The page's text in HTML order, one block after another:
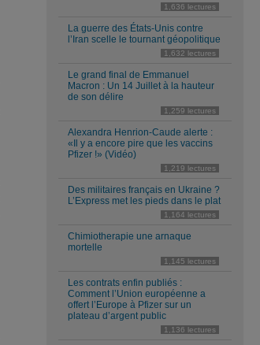
1,636 lectures
La guerre des États-Unis contre
l’Iran scelle le tournant géopolitique
1,632 lectures
Le grand final de Emmanuel
Macron : Un 14 Juillet à la hauteur
de son délire
1,259 lectures
Alexandra Henrion-Caude alerte :
«Il y a encore pire que les vaccins
Pfizer !» (Vidéo)
1,219 lectures
Des militaires français en Ukraine ?
L’Express met les pieds dans le plat
1,164 lectures
Chimiotherapie une arnaque
mortelle
1,145 lectures
Les contrats enfin publiés :
Comment l’Union européenne a
offert l’Europe à Pfizer sur un
plateau d’argent public
1,136 lectures